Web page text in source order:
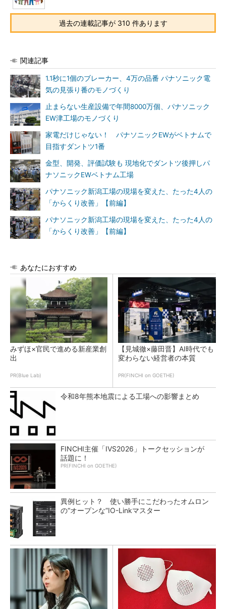
過去の連載記事が 310 件あります
関連記事
1.1秒に1個のブレーカー、4万の品番 パナソニック電
気の見張り番のモノづくり
止まらない生産設備で年間8000万個、パナソニック
EW津工場のモノづくり
家電だけじゃない！ パナソニックEWがベトナムで
目指すダントツ1番
金型、開発、評価試験も 現地化でダントツ後押しパ
ナソニックEWベトナム工場
パナソニック新潟工場の現場を変えた、たった4人の
「からくり改善」【前編】
パナソニック新潟工場の現場を変えた、たった4人の
「からくり改善」【前編】
あなたにおすすめ
みずほ×官民で進める新産業創
出
PR(Blue Lab)
【見城徹×藤田晋】AI時代でも
変わらない経営者の本質
PR(FINCHI on GOETHE)
令和8年熊本地震による工場への影響まとめ
FINCHI主催「IVS2026」トークセッションが
話題に！
PR(FINCHI on GOETHE)
異例ヒット？ 使い勝手にこだわったオムロン
の“オープンな”IO-Linkマスター